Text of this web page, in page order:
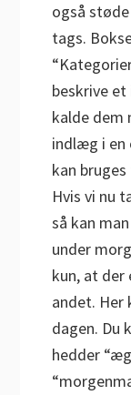
også
tags.
beskrive
kalde dem
indlæg i en
kan
Hvis vi nu
så kan
under
kun, at
andet. Her
dagen. Du
hedder